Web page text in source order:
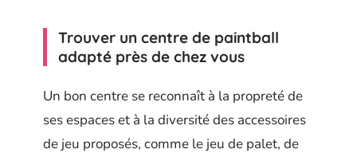
Trouver un centre de paintball
adapté près de chez vous
Un bon centre se reconnaît à la propreté de
ses espaces et à la diversité des accessoires
de jeu proposés, comme le jeu de palet, de